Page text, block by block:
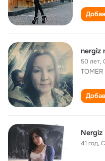
nergiz
50 лет,
Nergiz
41 год,